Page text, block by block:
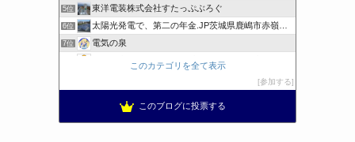
5位 東洋電装株式会社すたっぷぶろぐ
6位 太陽光発電で、第二の年金.JP茨城県鹿嶋市赤嶺電研企画ブログ
7位 電気の泉
電気工事ナビ 総合電気工事サイト 電気工事を徹底解説
まぁ、ちゃんと仕事ができればいいな
このカテゴリを全て表示
参加する
このブログに投票する